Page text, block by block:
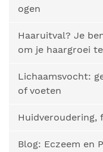
ogen
Haaruitval? Je
om je haargroei
Lichaamsvocht:
of voeten
Huidveroudering,
Blog: Eczeem en